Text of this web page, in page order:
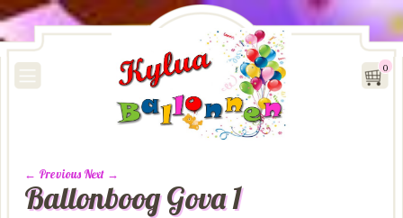
0
Image navigation
← Previous Next →
Ballonboog Gova 1